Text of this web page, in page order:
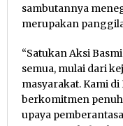
sambutannya
merupakan
“Satukan Aksi
semua, mulai dari
masyarakat. Kami
berkomitmen
upaya